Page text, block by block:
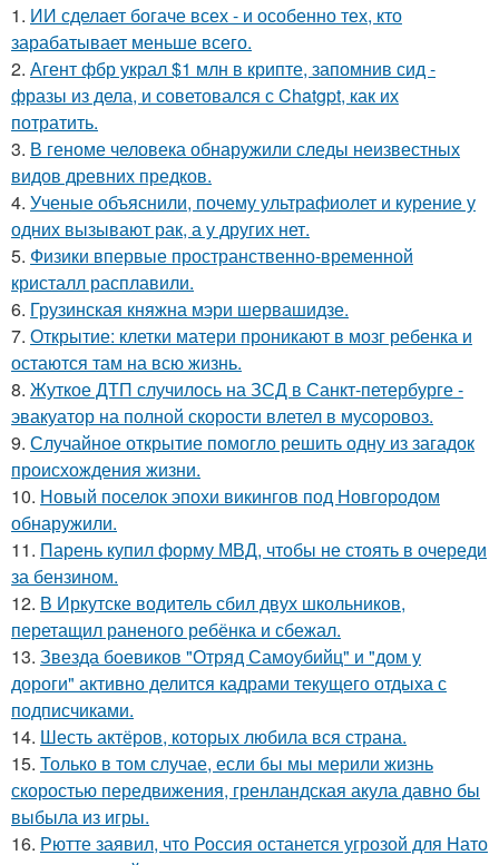
1. ИИ сделает богаче всех - и особенно тех, кто
зарабатывает меньше всего.
2. Агент фбр украл $1 млн в крипте, запомнив сид -
фразы из дела, и советовался с Chatgpt, как их
потратить.
3. В геноме человека обнаружили следы неизвестных
видов древних предков.
4. Ученые объяснили, почему ультрафиолет и курение у
одних вызывают рак, а у других нет.
5. Физики впервые пространственно-временной
кристалл расплавили.
6. Грузинская княжна мэри шервашидзе.
7. Открытие: клетки матери проникают в мозг ребенка и
остаются там на всю жизнь.
8. Жуткое ДТП случилось на ЗСД в Санкт-петербурге -
эвакуатор на полной скорости влетел в мусоровоз.
9. Случайное открытие помогло решить одну из загадок
происхождения жизни.
10. Новый поселок эпохи викингов под Новгородом
обнаружили.
11. Парень купил форму МВД, чтобы не стоять в очереди
за бензином.
12. В Иркутске водитель сбил двух школьников,
перетащил раненого ребёнка и сбежал.
13. Звезда боевиков "Отряд Самоубийц" и "дом у
дороги" активно делится кадрами текущего отдыха с
подписчиками.
14. Шесть актёров, которых любила вся страна.
15. Только в том случае, если бы мы мерили жизнь
скоростью передвижения, гренландская акула давно бы
выбыла из игры.
16. Рютте заявил, что Россия останется угрозой для Нато